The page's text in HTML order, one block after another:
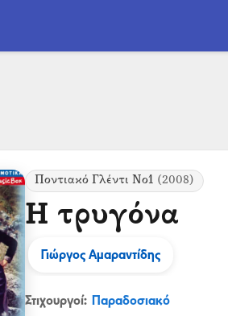
Ποντιακό Γλέντι Νο1 (2008)
Η τρυγόνα
Γιώργος Αμαραντίδης
Στιχουργοί: Παραδοσιακό